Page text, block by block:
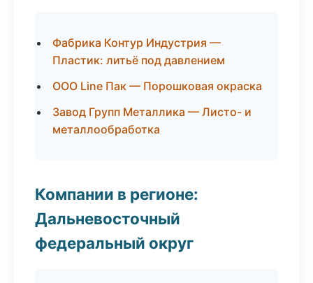
Фабрика Контур Индустрия —
Пластик: литьё под давлением
ООО Line Пак — Порошковая окраска
Завод Групп Металлика — Листо- и
металлообработка
Компании в регионе:
Дальневосточный
федеральный округ